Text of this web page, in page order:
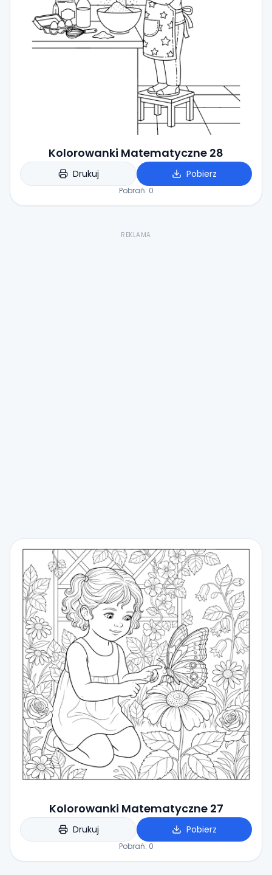
Kolorowanki Matematyczne 28
Drukuj Pobierz
Pobrań: 0
REKLAMA
Kolorowanki Matematyczne 27
Drukuj Pobierz
Pobrań: 0